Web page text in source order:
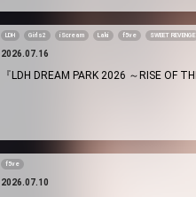
LDH Girls2 iScream Laki f5ve SWEET REVENGE
2026.07.16
『LDH DREAM PARK 2026 ～RISE OF
f5ve
2026.07.10